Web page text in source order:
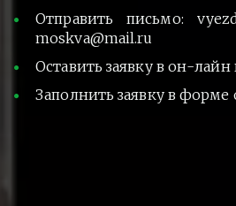
Отправить письмо:
moskva@mail.ru
Оставить заявку в он-
Заполнить заявку в форме